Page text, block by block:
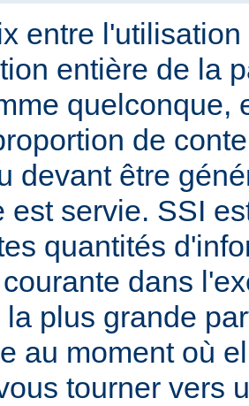
entre
entière de la
quelconque,
de
devant être
est servie. SSI
quantités
dans
la plus grande
au moment où
tourner vers